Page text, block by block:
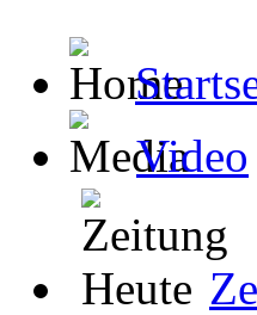
Video